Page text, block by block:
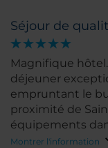
Séjour de
Magnifique
déjeuner
empruntant le
proximité de
équipements
Montrer l'information